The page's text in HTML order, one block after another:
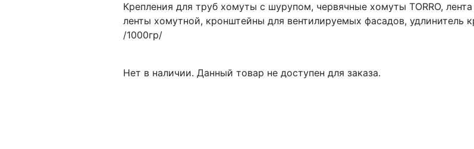
Крепления для труб хомуты с шурупом, червячные хомуты TORRO,
ленты хомутной, кронштейны для вентилируемых фасадов, удлинитель
/1000гр/
Нет в наличии. Данный товар не доступен для заказа.